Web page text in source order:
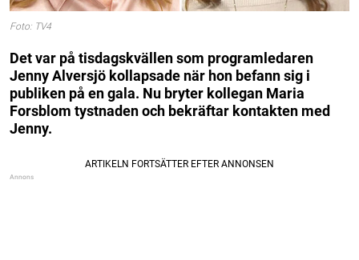
Foto: TV4
Det var på tisdagskvällen som programledaren
Jenny Alversjö kollapsade när hon befann sig i
publiken på en gala. Nu bryter kollegan Maria
Forsblom tystnaden och bekräftar kontakten med
Jenny.